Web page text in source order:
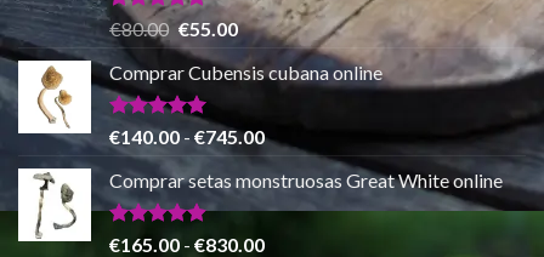
hasta
€865.00
Valorado
con 5.00
de 5
€80.00 El
precio
original
era:
€80.00.
€55.00El
precio
actual
€55.00.
Comprar Cubensis cubana online
Valorado
con
5.00
de 5
€140.00-€745.00Rango
de
precios:
desde
€140.00
Comprar setas monstruosas Great White online
Valorado
€165.00 - €830.00Rango